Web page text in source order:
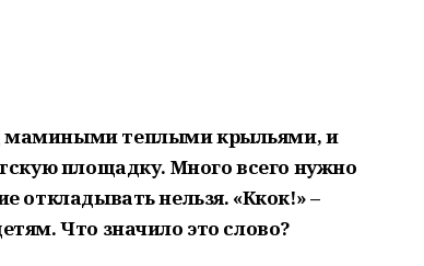
мамиными теплыми крыльями, и
площадку. Много всего нужно
откладывать нельзя. «Ккок!» –
Что значило это слово?